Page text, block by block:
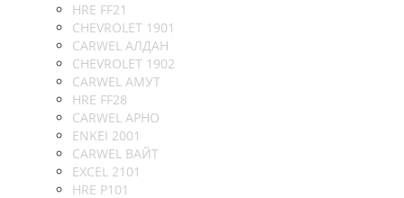
HRE FF21
CHEVROLET 1901
CARWEL АЛДАН
CHEVROLET 1902
CARWEL АМУТ
HRE FF28
CARWEL АРНО
ENKEI 2001
CARWEL ВАЙТ
EXCEL 2101
HRE P101